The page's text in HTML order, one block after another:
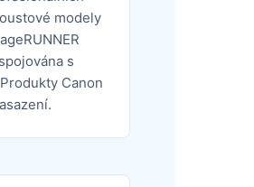
modely
s
Canon